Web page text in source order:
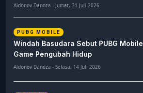
Aldonov Danoza - Jumat, 31 Juli 2026
PUBG MOBILE
Windah Basudara Sebut PUBG Mobile
Game Pengubah Hidup
Aldonov Danoza - Selasa, 14 Juli 2026